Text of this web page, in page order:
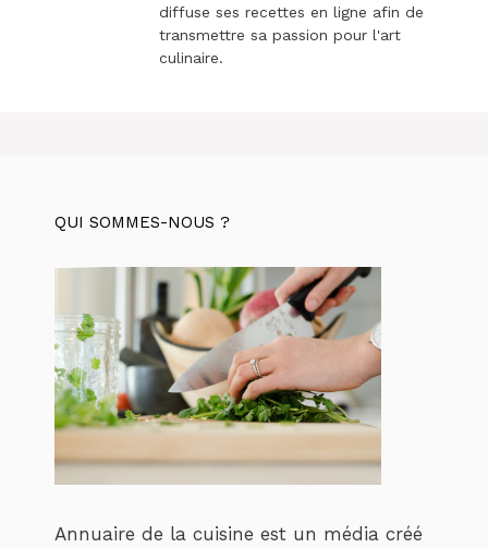
diffuse ses recettes en ligne afin de
transmettre sa passion pour l'art
culinaire.
QUI SOMMES-NOUS ?
Annuaire de la cuisine est un média créé